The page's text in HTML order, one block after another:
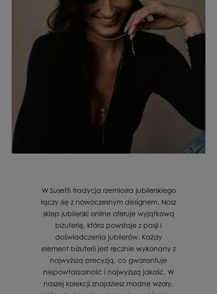
W Susetti tradycja rzemiosła jubilerskiego
łączy się z nowoczesnym designem. Nasz
sklep jubilerski online oferuje wyjątkową
biżuterię, która powstaje z pasji i
doświadczenia jubilerów. Każdy
element biżuterii jest ręcznie wykonany z
najwyższą precyzją, co gwarantuje
niepowtarzalność i najwyższą jakość. W
naszej kolekcji znajdziesz modne wzory,